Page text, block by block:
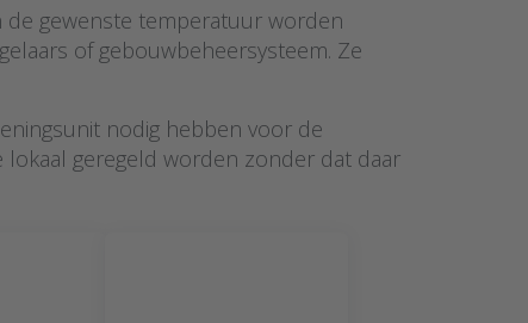
gewenste temperatuur worden
of gebouwbeheersysteem. Ze
nodig hebben voor de
lokaal geregeld worden zonder dat daar